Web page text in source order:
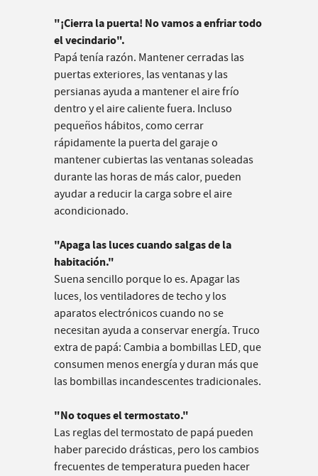
"¡Cierra la puerta! No vamos a enfriar todo
el vecindario".
Papá tenía razón. Mantener cerradas las
puertas exteriores, las ventanas y las
persianas ayuda a mantener el aire frío
dentro y el aire caliente fuera. Incluso
pequeños hábitos, como cerrar
rápidamente la puerta del garaje o
mantener cubiertas las ventanas soleadas
durante las horas de más calor, pueden
ayudar a reducir la carga sobre el aire
acondicionado.
"Apaga las luces cuando salgas de la
habitación."
Suena sencillo porque lo es. Apagar las
luces, los ventiladores de techo y los
aparatos electrónicos cuando no se
necesitan ayuda a conservar energía. Truco
extra de papá: Cambia a bombillas LED, que
consumen menos energía y duran más que
las bombillas incandescentes tradicionales.
"No toques el termostato."
Las reglas del termostato de papá pueden
haber parecido drásticas, pero los cambios
frecuentes de temperatura pueden hacer